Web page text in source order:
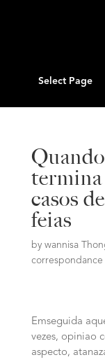
Select Page
termina
casos
feias
by wannisa
correspondance
Emseguida
vezes, opiniao
aspecto,